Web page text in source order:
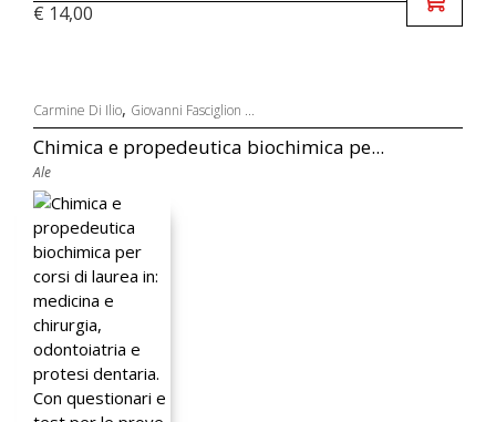
€ 14,00
Carmine Di Ilio, Giovanni Fasciglion ...
Chimica e propedeutica biochimica pe...
Ale